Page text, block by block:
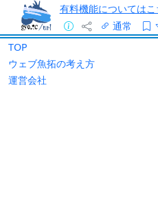
有料機能についてはこ
通常
TOP
ウェブ魚拓の考え方
運営会社